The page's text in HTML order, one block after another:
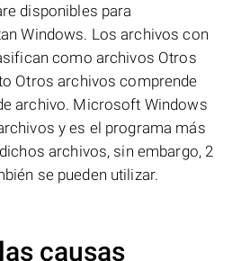
disponibles para
Windows. Los archivos con
como archivos Otros
Otros archivos comprende
archivo. Microsoft Windows
y es el programa más
archivos, sin embargo, 2
se pueden utilizar.
causas